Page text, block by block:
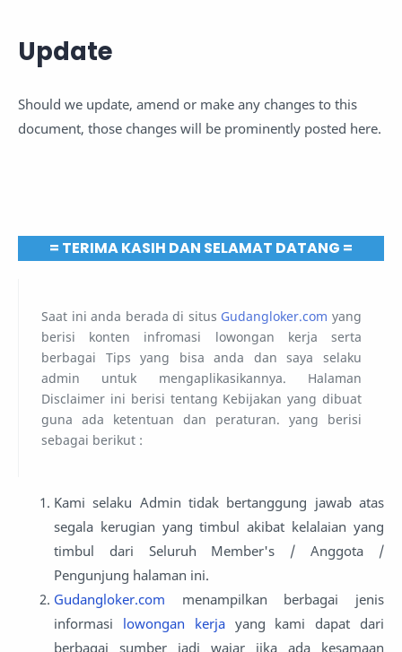
Update
Should we update, amend or make any changes to this
document, those changes will be prominently posted here.
= TERIMA KASIH DAN SELAMAT DATANG =
Saat ini anda berada di situs Gudangloker.com yang
berisi konten infromasi lowongan kerja serta
berbagai Tips yang bisa anda dan saya selaku
admin untuk mengaplikasikannya. Halaman
Disclaimer ini berisi tentang Kebijakan yang dibuat
guna ada ketentuan dan peraturan. yang berisi
sebagai berikut :
Kami selaku Admin tidak bertanggung jawab atas
segala kerugian yang timbul akibat kelalaian yang
timbul dari Seluruh Member's / Anggota /
Pengunjung halaman ini.
Gudangloker.com menampilkan berbagai jenis
informasi lowongan kerjayang kami dapat dari
berbagai sumber jadi wajar jika ada kesamaan